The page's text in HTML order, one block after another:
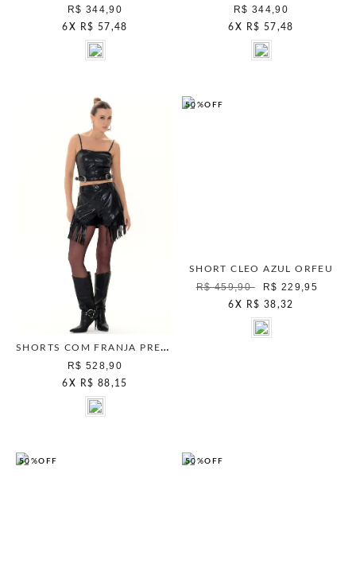
R$ 344,90
6 X R$ 57,48
R$ 344,90
6 X R$ 57,48
SHORTS COM FRANJA PRETO
R$ 528,90
6 X R$ 88,15
50%OFF
SHORT CLEO AZUL ORFEU
R$ 459,90 R$ 229,95
6 X R$ 38,32
50%OFF 50%OFF